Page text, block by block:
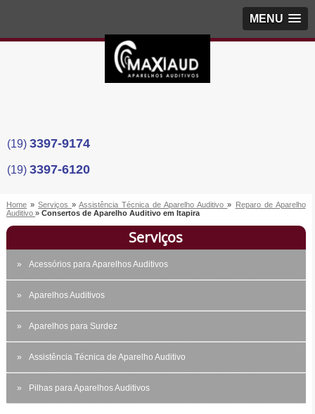
MENU
(19) 3397-9174
(19) 3397-6120
Home »Serviços»Assistência Técnica de Aparelho Auditivo» Reparo de Aparelho
Auditivo » Consertos de Aparelho Auditivo em Itapira
Serviços
Acessórios para Aparelhos Auditivos
Aparelhos Auditivos
Aparelhos para Surdez
Assistência Técnica de Aparelho Auditivo
Pilhas para Aparelhos Auditivos